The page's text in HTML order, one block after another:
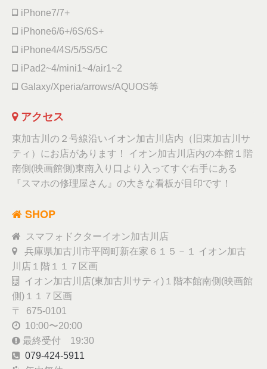
iPhone7/7+
iPhone6/6+/6S/6S+
iPhone4/4S/5/5S/5C
iPad2~4/mini1~4/air1~2
Galaxy/Xperia/arrows/AQUOS等
アクセス
東加古川の２号線沿いイオン加古川店内（旧東加古川サ
ティ）にお店があります！ イオン加古川店内の本館１階
南側(映画館側)東南入り口より入ってすぐ右手にある
『スマホの修理屋さん』の大きな看板が目印です！
SHOP
スマフォドクターイオン加古川店
兵庫県加古川市平岡町新在家６１５－１ イオン加古
川店１階１１７区画
イオン加古川店(東加古川サティ)１階本館南側(映画館
側)１１７区画
〒 675-0101
10:00〜20:00
最終受付 19:30
079-424-5911